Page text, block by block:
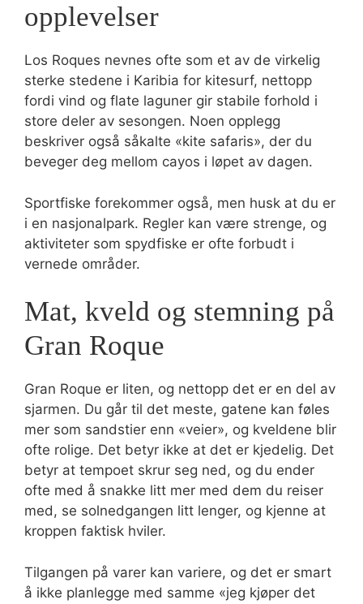
opplevelser
Los Roques nevnes ofte som et av de virkelig
sterke stedene i Karibia for kitesurf, nettopp
fordi vind og flate laguner gir stabile forhold i
store deler av sesongen. Noen opplegg
beskriver også såkalte «kite safaris», der du
beveger deg mellom cayos i løpet av dagen.
Sportfiske forekommer også, men husk at du er
i en nasjonalpark. Regler kan være strenge, og
aktiviteter som spydfiske er ofte forbudt i
vernede områder.
Mat, kveld og stemning på
Gran Roque
Gran Roque er liten, og nettopp det er en del av
sjarmen. Du går til det meste, gatene kan føles
mer som sandstier enn «veier», og kveldene blir
ofte rolige. Det betyr ikke at det er kjedelig. Det
betyr at tempoet skrur seg ned, og du ender
ofte med å snakke litt mer med dem du reiser
med, se solnedgangen litt lenger, og kjenne at
kroppen faktisk hviler.
Tilgangen på varer kan variere, og det er smart
å ikke planlegge med samme «jeg kjøper det